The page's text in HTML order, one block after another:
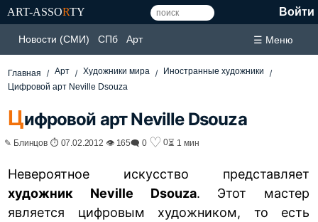
ART-ASSORTY Войти
Новости (СМИ) СПб Арт ☰ Меню
Главная Арт Художники мира
Иностранные художники
Цифровой арт Neville Dsouza
Цифровой арт Neville Dsouza
✎ Блинцов ⏱ 07.02.2012 👁 165🗨 0 ♡ 0⏳ 1 мин
Невероятное искусство представляет
художник Neville Dsouza. Этот мастер
является цифровым художником, то есть